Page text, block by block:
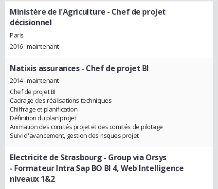
Ministère de l'Agriculture - Chef de projet
décisionnel
Paris
2016 - maintenant
Natixis assurances- Chef de projet BI
2014 - maintenant
Chef de projet BI
Cadrage des réalisations techniques
Chiffrage et planification
Définition du plan projet
Animation des comités projet et des comités de pilotage
Suivi d'avancement, gestion des risques projet
Electricite de Strasbourg - Group via Orsys
- Formateur Intra Sap BO BI 4, Web Intelligence
niveaux 1&2